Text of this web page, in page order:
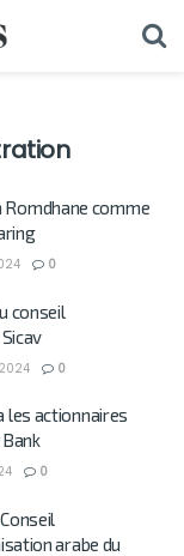
Romdhane comme
0
conseil
0
les actionnaires
0
arabe du